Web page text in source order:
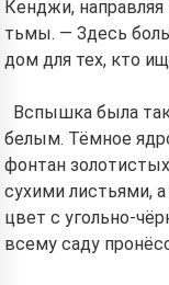
Кенджи,
тьмы. — Здесь
дом для тех, кто
Вспышка была
белым. Тёмное
фонтан
сухими листьями, а
цвет с угольно-
всему саду